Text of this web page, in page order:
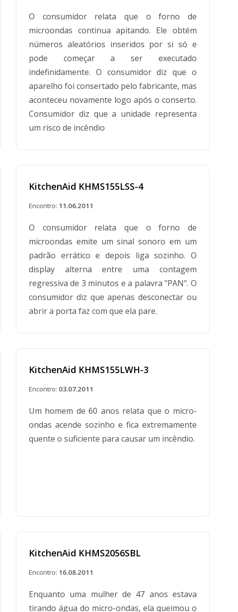
O consumidor relata que o forno de
microondas continua apitando. Ele obtém
números aleatórios inseridos por si só e
pode começar a ser executado
indefinidamente. O consumidor diz que o
aparelho foi consertado pelo fabricante, mas
aconteceu novamente logo após o conserto.
Consumidor diz que a unidade representa
um risco de incêndio
KitchenAid KHMS155LSS-4
Encontro: 11.06.2011
O consumidor relata que o forno de
microondas emite um sinal sonoro em um
padrão errático e depois liga sozinho. O
display alterna entre uma contagem
regressiva de 3 minutos e a palavra "PAN". O
consumidor diz que apenas desconectar ou
abrir a porta faz com que ela pare.
KitchenAid KHMS155LWH-3
Encontro: 03.07.2011
Um homem de 60 anos relata que o micro-
ondas acende sozinho e fica extremamente
quente o suficiente para causar um incêndio.
KitchenAid KHMS2056SBL
Encontro: 16.08.2011
Enquanto uma mulher de 47 anos estava
tirando água do micro-ondas, ela queimou o